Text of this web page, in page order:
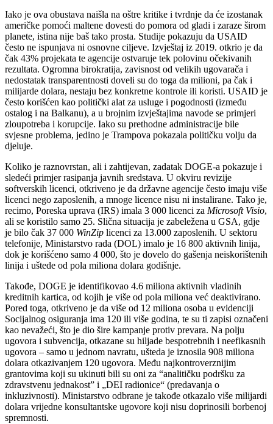
Iako je ova obustava naišla na oštre kritike i tvrdnje da će izostanak
američke pomoći maltene dovesti do pomora od gladi i zaraze širom
planete, istina nije baš tako prosta. Studije pokazuju da USAID
često ne ispunjava ni osnovne ciljeve. Izvještaj iz 2019. otkrio je da
čak 43% projekata te agencije ostvaruje tek polovinu očekivanih
rezultata. Ogromna birokratija, zavisnost od velikih ugovarača i
nedostatak transparentnosti doveli su do toga da milioni, pa čak i
milijarde dolara, nestaju bez konkretne kontrole ili koristi. USAID je
često korišćen kao politički alat za usluge i pogodnosti (između
ostalog i na Balkanu), a u brojnim izvještajima navode se primjeri
zloupotreba i korupcije. Iako su prethodne administracije bile
svjesne problema, jedino je Trampova pokazala političku volju da
djeluje.
Koliko je raznovrstan, ali i zahtijevan, zadatak DOGE-a pokazuje i
sledeći primjer rasipanja javnih sredstava. U okviru revizije
softverskih licenci, otkriveno je da državne agencije često imaju više
licenci nego zaposlenih, a mnoge licence nisu ni instalirane. Tako je,
recimo, Poreska uprava (IRS) imala 3 000 licenci za Microsoft Visio,
ali se koristilo samo 25. Slična situacija je zabeležena u GSA, gdje
je bilo čak 37 000 WinZip licenci za 13.000 zaposlenih. U sektoru
telefonije, Ministarstvo rada (DOL) imalo je 16 800 aktivnih linija,
dok je korišćeno samo 4 000, što je dovelo do gašenja neiskorištenih
linija i uštede od pola miliona dolara godišnje.
Takođe, DOGE je identifikovao 4.6 miliona aktivnih vladinih
kreditnih kartica, od kojih je više od pola miliona već deaktivirano.
Pored toga, otkriveno je da više od 12 miliona osoba u evidenciji
Socijalnog osiguranja ima 120 ili više godina, te su ti zapisi označeni
kao nevažeći, što je dio šire kampanje protiv prevara. Na polju
ugovora i subvencija, otkazane su hiljade bespotrebnih i neefikasnih
ugovora – samo u jednom navratu, ušteda je iznosila 908 miliona
dolara otkazivanjem 120 ugovora. Među najkontroverznijim
grantovima koji su ukinuti bili su oni za “analitičku podršku za
zdravstvenu jednakost” i „DEI radionice“ (predavanja o
inkluzivnosti). Ministarstvo odbrane je takođe otkazalo više milijardi
dolara vrijedne konsultantske ugovore koji nisu doprinosili borbenoj
spremnosti.